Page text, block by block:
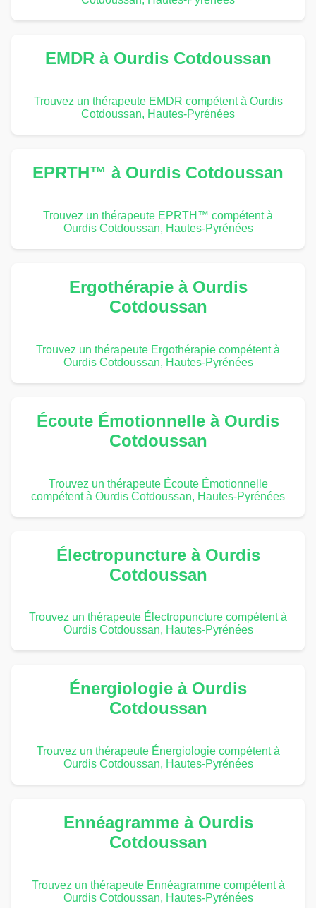
EMDR à Ourdis Cotdoussan
Trouvez un thérapeute EMDR compétent à Ourdis
Cotdoussan, Hautes-Pyrénées
EPRTH™ à Ourdis Cotdoussan
Trouvez un thérapeute EPRTH™ compétent à
Ourdis Cotdoussan, Hautes-Pyrénées
Ergothérapie à Ourdis
Cotdoussan
Trouvez un thérapeute Ergothérapie compétent à
Ourdis Cotdoussan, Hautes-Pyrénées
Écoute Émotionnelle à Ourdis
Cotdoussan
Trouvez un thérapeute Écoute Émotionnelle
compétent à Ourdis Cotdoussan, Hautes-Pyrénées
Électropuncture à Ourdis
Cotdoussan
Trouvez un thérapeute Électropuncture compétent à
Ourdis Cotdoussan, Hautes-Pyrénées
Énergiologie à Ourdis
Cotdoussan
Trouvez un thérapeute Énergiologie compétent à
Ourdis Cotdoussan, Hautes-Pyrénées
Ennéagramme à Ourdis
Cotdoussan
Trouvez un thérapeute Ennéagramme compétent à
Ourdis Cotdoussan, Hautes-Pyrénées